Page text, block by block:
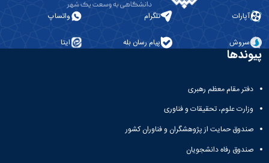
آپارات تلگرام واتساپ
سروش پیام رسان بله ایتا
پیوندها
دفتر مقام معظم رهبری
وزارت علوم، تحقیقات و فناوری
صندوق حمایت از پژوهشگران و فناوران کشور
صندوق رفاه دانشجویان